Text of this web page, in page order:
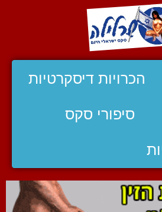
הכרויות דיסקרטיות
סיפורי סקס